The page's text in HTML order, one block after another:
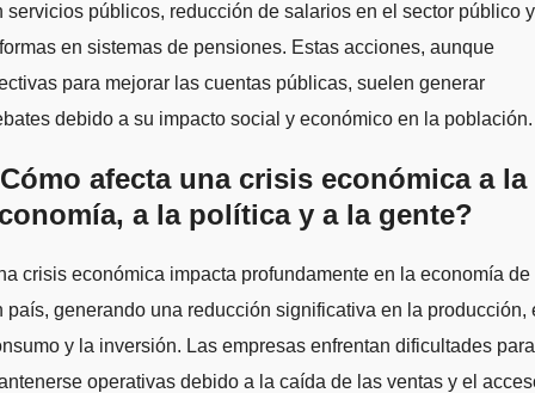
servicios públicos, reducción de salarios en el sector público y
en sistemas de pensiones. Estas acciones, aunque
para mejorar las cuentas públicas, suelen generar
debido a su impacto social y económico en la población.
afecta una crisis económica a la
a la política y a la gente?
crisis económica impacta profundamente en la economía de
país, generando una reducción significativa en la producción,
y la inversión. Las empresas enfrentan dificultades para
operativas debido a la caída de las ventas y el